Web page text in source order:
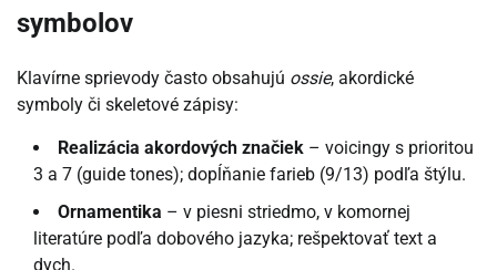
symbolov
Klavírne sprievody často obsahujú ossie, akordické
symboly či skeletové zápisy:
Realizácia akordových značiek – voicingy s prioritou
3 a 7 (guide tones); dopĺňanie farieb (9/13) podľa štýlu.
Ornamentika – v piesni striedmo, v komornej
literatúre podľa dobového jazyka; rešpektovať text a
dych.